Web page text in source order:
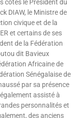
côtés le Président du
DIAW, le Ministre de
civique et de la
et certains de ses
de la Fédération
dit Bavieux
Africaine de
Sénégalaise de
par sa présence
assisté à
personnalités et
des anciens